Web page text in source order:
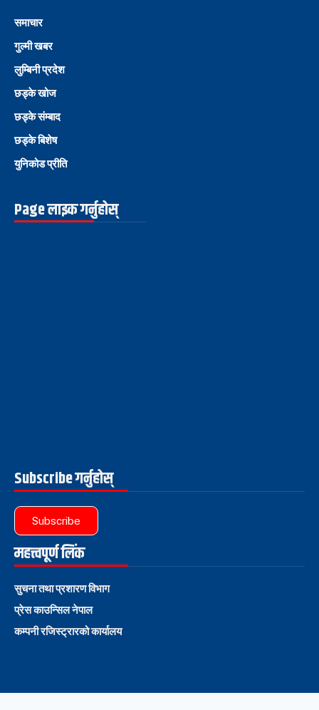
समाचार
गुल्मी खबर
लुम्बिनी प्रदेश
छड्के खोज
छड्के संम्बाद
छड्के बिशेष
युनिकोड प्रीति
Page लाइक गर्नुहोस्
Subscribe गर्नुहोस्
Subscribe
महत्त्वपूर्ण लिंक
सुचना तथा प्रशारण विभाग
प्रेस काउन्सिल नेपाल
कम्पनी रजिस्ट्रारको कार्यालय